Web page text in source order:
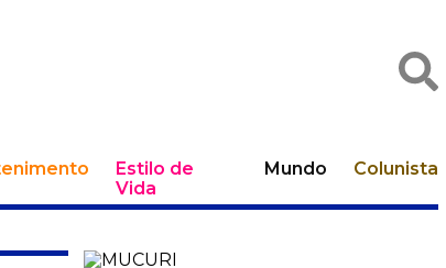
Estilo de
Vida
Mundo Colunista